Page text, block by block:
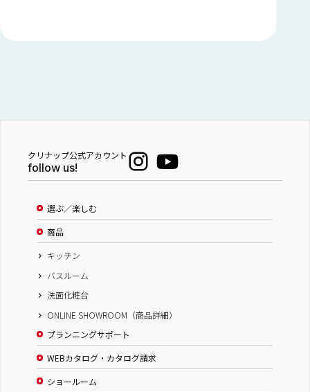
クリナップ公式アカウント
follow us!
選ぶ／楽しむ
商品
キッチン
バスルーム
洗面化粧台
ONLINE SHOWROOM（商品詳細）
プランニングサポート
WEBカタログ・カタログ請求
ショールーム